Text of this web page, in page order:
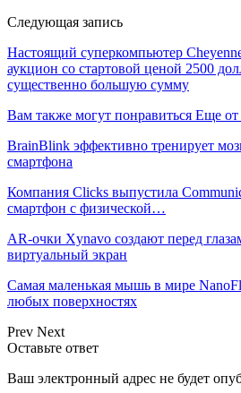
Следующая запись
Настоящий суперкомпьютер
аукцион со стартовой ценой 2500
существенно большую сумму
Вам также могут понравиться Еще от
BrainBlink эффективно тренирует
смартфона
Компания Clicks выпустила
смартфон с физической…
AR-очки Xynavo создают перед
виртуальный экран
Самая маленькая мышь в мире
любых поверхностях
Prev Next
Оставьте ответ
Ваш электронный адрес не будет